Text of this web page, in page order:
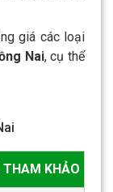
giá các loại
Nai, cụ thể
THAM KHẢO